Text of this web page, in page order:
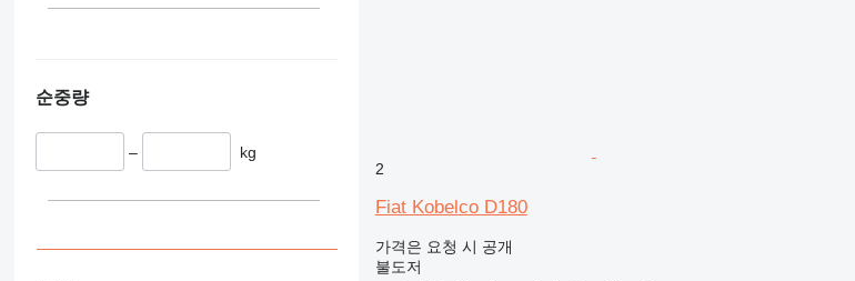
순중량
– kg
2
Fiat Kobelco D180
가격은 요청 시 공개
불도저